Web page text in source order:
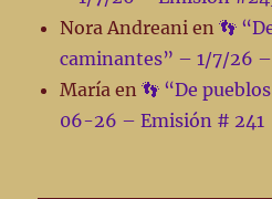
Nora Andreani en👣
caminantes” – 1/7/26
María en👣 “De
06-26 – Emisión # 241